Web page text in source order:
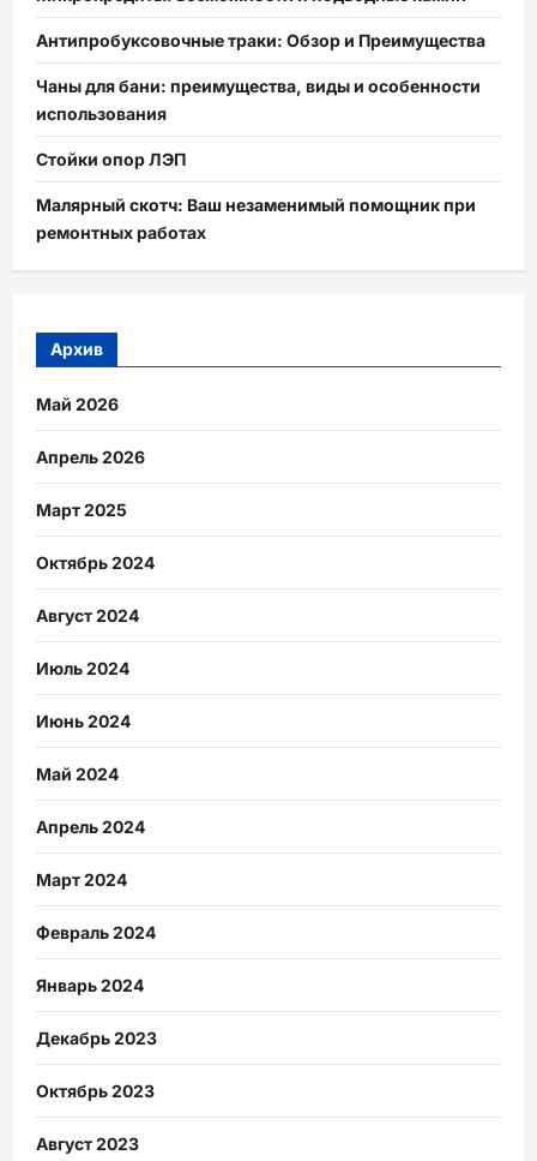
Антипробуксовочные траки: Обзор и Преимущества
Чаны для бани: преимущества, виды и особенности
использования
Стойки опор ЛЭП
Малярный скотч: Ваш незаменимый помощник при
ремонтных работах
Архив
Май 2026
Апрель 2026
Март 2025
Октябрь 2024
Август 2024
Июль 2024
Июнь 2024
Май 2024
Апрель 2024
Март 2024
Февраль 2024
Январь 2024
Декабрь 2023
Октябрь 2023
Август 2023